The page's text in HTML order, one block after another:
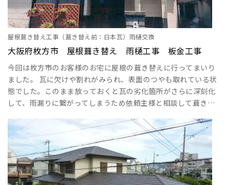
屋根葺き替え工事（葺き替え前：日本瓦）雨樋交換
大阪府枚方市 屋根葺き替え 雨樋工事 板金工事
今回は枚方市のお客様のお宅に屋根の葺き替えに行ってまいり
ました。 瓦に欠けや割れがみられ、表面のつやも取れている状
態でした。このまま放っておくと瓦の劣化箇所がさらに深刻化
して、雨漏りに繋がってしまうため依頼主様と相談して葺き替
ックIVへの葺き替えです。 瓦というと、日本瓦をイメージする
人が多いかと思いますが、瓦のなかにもいくつか種類がありま
す。 ・陶器瓦 ・粘土瓦 ・モニエル瓦 ・セメント瓦 耐久性が高
いとされているのは、陶器瓦の種類であ･･･